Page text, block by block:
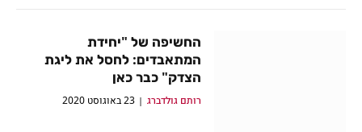
החשיפה של "יחידת
המתאבדים: לחסל את ליגת
הצדק" כבר כאן
רותם גולדברג 23 באוגוסט 2020